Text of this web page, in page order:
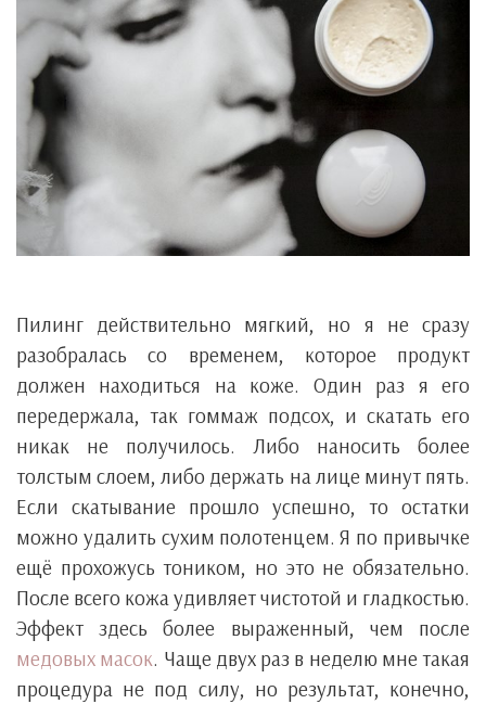
Пилинг действительно мягкий, но я не сразу
разобралась со временем, которое продукт
должен находиться на коже. Один раз я его
передержала, так гоммаж подсох, и скатать его
никак не получилось. Либо наносить более
толстым слоем, либо держать на лице минут пять.
Если скатывание прошло успешно, то остатки
можно удалить сухим полотенцем. Я по привычке
ещё прохожусь тоником, но это не обязательно.
После всего кожа удивляет чистотой и гладкостью.
Эффект здесь более выраженный, чем после
медовых масок. Чаще двух раз в неделю мне такая
процедура не под силу, но результат, конечно,